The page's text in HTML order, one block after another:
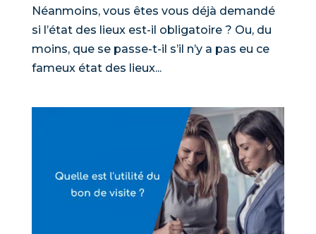
Néanmoins, vous êtes vous déjà demandé
si l’état des lieux est-il obligatoire ? Ou, du
moins, que se passe-t-il s’il n’y a pas eu ce
fameux état des lieux...